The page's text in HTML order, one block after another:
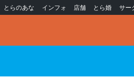
とらのあな インフォ 店舗 とら婚 サー